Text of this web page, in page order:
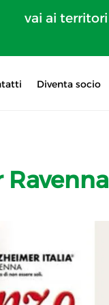
vai ai territori
Diventa socio